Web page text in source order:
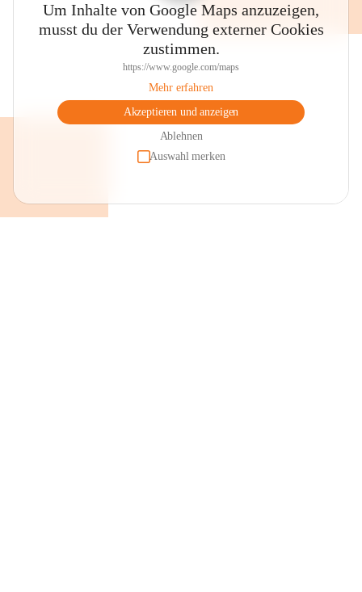
Um Inhalte von Google Maps anzuzeigen,
musst du der Verwendung externer Cookies
zustimmen.
https://www.google.com/maps
Mehr erfahren
Akzeptieren und anzeigen
Ablehnen
Auswahl merken